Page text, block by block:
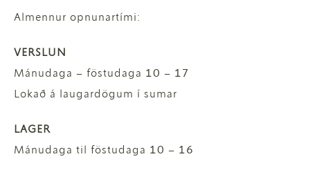
Almennur opnunartími:
VERSLUN
Mánudaga – föstudaga 10 – 17
Lokað á laugardögum í sumar
LAGER
Mánudaga til föstudaga 10 – 16